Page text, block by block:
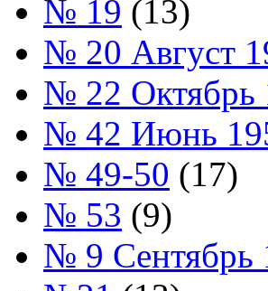
№ 19 (13)
№ 20 Август
№ 22 Октябрь
№ 42 Июнь
№ 49-50 (17)
№ 53 (9)
№ 9 Сентябрь